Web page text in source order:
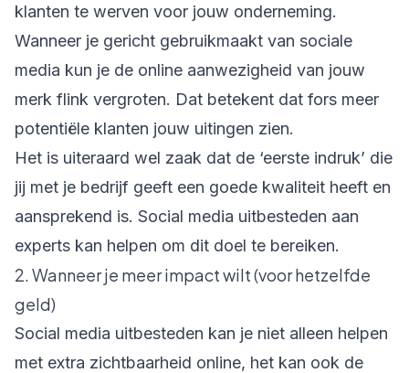
klanten te werven voor jouw onderneming.
Wanneer je gericht gebruikmaakt van sociale
media kun je de online aanwezigheid van jouw
merk flink vergroten. Dat betekent dat fors meer
potentiële klanten jouw uitingen zien.
Het is uiteraard wel zaak dat de ‘eerste indruk’ die
jij met je bedrijf geeft een goede kwaliteit heeft en
aansprekend is. Social media uitbesteden aan
experts kan helpen om dit doel te bereiken.
2. Wanneer je meer impact wilt (voor hetzelfde
geld)
Social media uitbesteden kan je niet alleen helpen
met extra zichtbaarheid online, het kan ook de